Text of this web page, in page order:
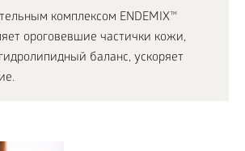
комплексом ENDEMIX™
ороговевшие частички кожи,
баланс, ускоряет